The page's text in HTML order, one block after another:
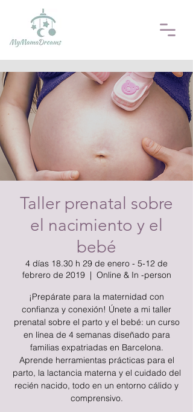
Taller prenatal sobre
el nacimiento y el
bebé
4 días 18.30 h 29 de enero - 5-12 de
febrero de 2019
  |
Online & In -person
¡Prepárate para la maternidad con
confianza y conexión! Únete a mi taller
prenatal sobre el parto y el bebé: un curso
en línea de 4 semanas diseñado para
familias expatriadas en Barcelona.
Aprende herramientas prácticas para el
parto, la lactancia materna y el cuidado del
recién nacido, todo en un entorno cálido y
comprensivo.